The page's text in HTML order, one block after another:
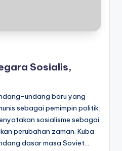
Sosialis,
undang baru yang
sebagai pemimpin politik,
sosialisme sebagai
perubahan zaman. Kuba
dasar masa Soviet…